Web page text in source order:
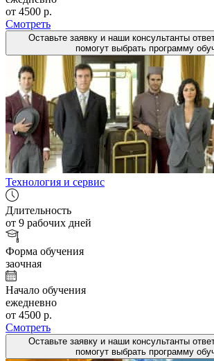
от 4500 р.
Смотреть
Оставьте заявку и наши консультанты
помогут выбрать программу
Технология и сервис
Длительность
от 9 рабочих дней
Форма обучения
заочная
Начало обучения
ежедневно
от 4500 р.
Смотреть
Оставьте заявку и наши консультанты
помогут выбрать программу